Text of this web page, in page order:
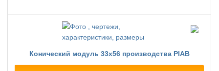
Конический модуль 33х56 производства PIAB